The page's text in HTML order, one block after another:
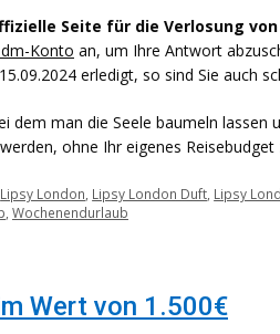
Seite für die Verlosung
Konto an, um Ihre Antwort
erledigt, so sind Sie auch
dem man die Seele baumeln lassen
ohne Ihr eigenes
Lipsy London, Lipsy London Duft, Lipsy
, Wochenendurlaub
Wert von 1.500€